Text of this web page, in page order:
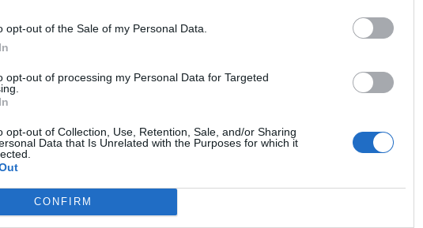
opt-out of the Sale of my Personal Data.
opt-out of processing my Personal Data for Targeted
opt-out of Collection, Use, Retention, Sale, and/or Sharing
Data that Is Unrelated with the Purposes for which it
CONFIRM
το παρεϊστικο είναι αλήθεια ότι θα
Κονδυλάτος.
«Όταν ακούς μια
αλλάζει ότι και να κάνεις και είναι
καταλαβαίνεις ότι δεν μιλάνε